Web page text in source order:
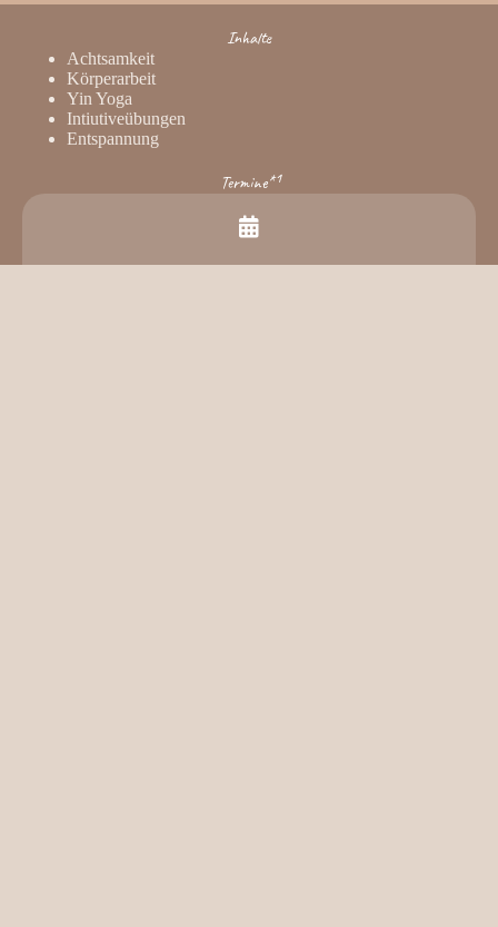
Inhalte
Achtsamkeit
Körperarbeit
Yin Yoga
Intiutiveübungen
Entspannung
Termine*¹